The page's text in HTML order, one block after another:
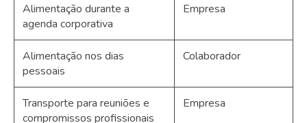
Alimentação durante a
agenda corporativa
Empresa
Alimentação nos dias
pessoais
Colaborador
Transporte para reuniões e
compromissos profissionais
Empresa